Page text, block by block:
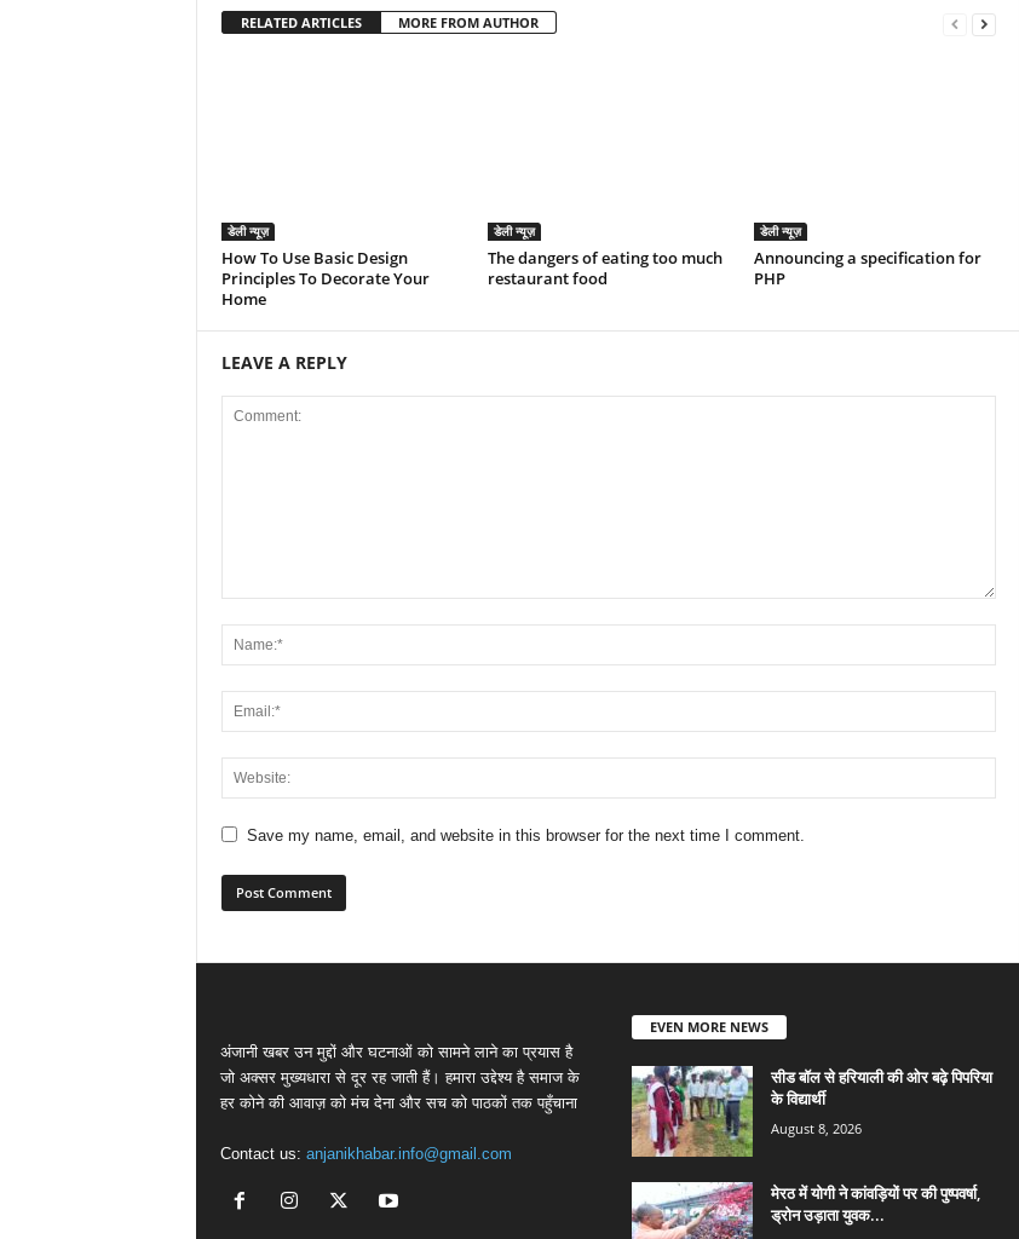
RELATED ARTICLES MORE FROM AUTHOR
डेली न्यूज़
How To Use Basic Design
Principles To Decorate Your
Home
डेली न्यूज़
The dangers of eating too much
restaurant food
डेली न्यूज़
Announcing a specification for
PHP
LEAVE A REPLY
Save my name, email, and website in this browser for the next time I comment.
अंजानी खबर उन मुद्दों और घटनाओं को सामने लाने का प्रयास है
जो अक्सर मुख्यधारा से दूर रह जाती हैं। हमारा उद्देश्य है समाज के
हर कोने की आवाज़ को मंच देना और सच को पाठकों तक पहुँचाना
Contact us: anjanikhabar.info@gmail.com
EVEN MORE NEWS
सीड बॉल से हरियाली की ओर बढ़े पिपरिया
के विद्यार्थी
August 8, 2026
मेरठ में योगी ने कांवड़ियों पर की पुष्पवर्षा,
ड्रोन उड़ाता युवक...